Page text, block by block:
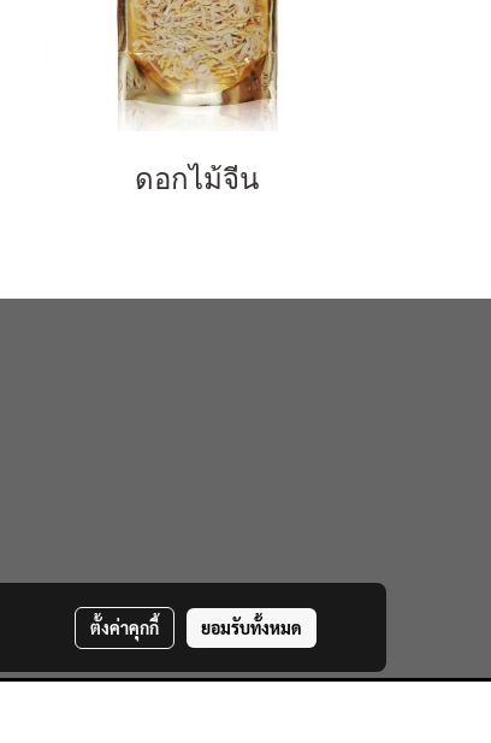
ดอกไม้จีน
ตั้งค่าคุกกี้ ยอมรับทั้งหมด